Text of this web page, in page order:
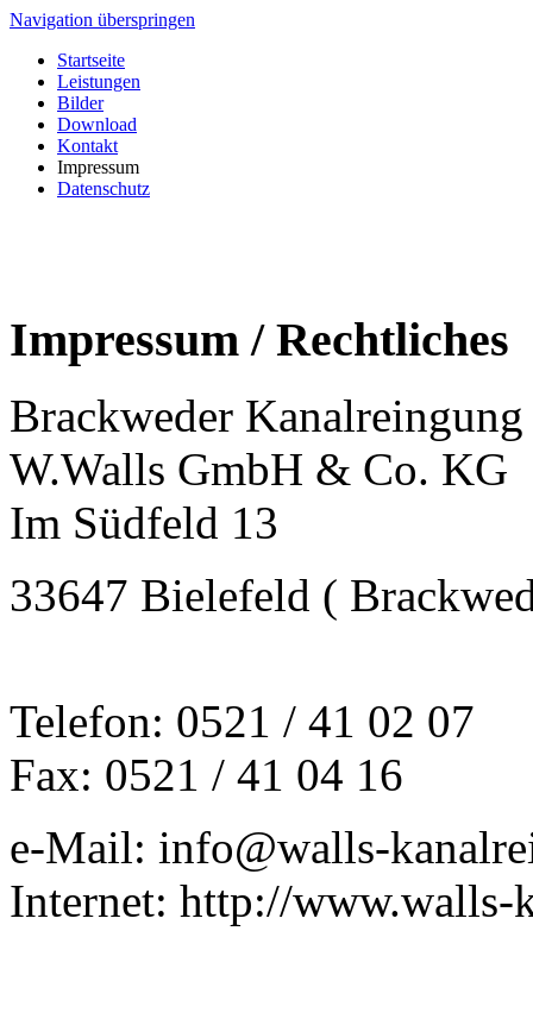
Navigation überspringen
Startseite
Leistungen
Bilder
Download
Kontakt
Impressum
Datenschutz
Impressum / Rechtliches
Brackweder Kanalreingung
W.Walls GmbH & Co. KG
Im Südfeld 13
33647 Bielefeld (
Telefon: 0521 / 41 02 07
Fax: 0521 / 41 04 16
e-Mail: info@walls-
Internet: http://www.walls-